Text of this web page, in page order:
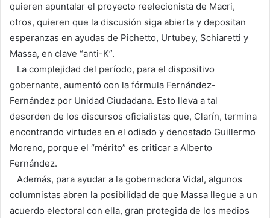
quieren apuntalar el proyecto reelecionista de Macri,
otros, quieren que la discusión siga abierta y depositan
esperanzas en ayudas de Pichetto, Urtubey, Schiaretti y
Massa, en clave “anti-K”.
La complejidad del período, para el dispositivo
gobernante, aumentó con la fórmula Fernández-
Fernández por Unidad Ciudadana. Esto lleva a tal
desorden de los discursos oficialistas que, Clarín, termina
encontrando virtudes en el odiado y denostado Guillermo
Moreno, porque el “mérito” es criticar a Alberto
Fernández.
Además, para ayudar a la gobernadora Vidal, algunos
columnistas abren la posibilidad de que Massa llegue a un
acuerdo electoral con ella, gran protegida de los medios